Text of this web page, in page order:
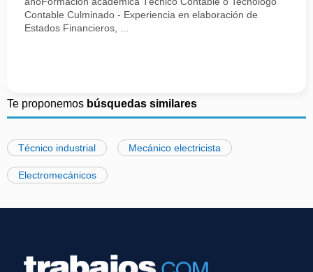
Contable Culminado - Experiencia en elaboración de
Estados Financieros, ...
Te proponemos búsquedas similares
Técnico industrial Mecánico electricista
Electromecánicos